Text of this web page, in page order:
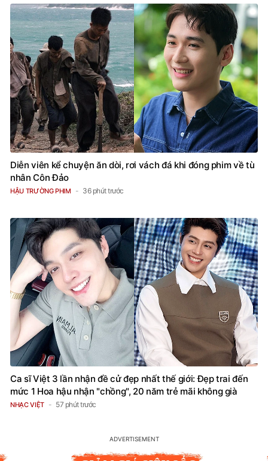
Diễn viên kể chuyện ăn dòi, rơi vách đá khi đóng phim về tù
nhân Côn Đảo
HẬU TRƯỜNG PHIM 36 phút trước
Ca sĩ Việt 3 lần nhận đề cử đẹp nhất thế giới: Đẹp trai đến
mức 1 Hoa hậu nhận "chồng", 20 năm trẻ mãi không già
NHẠC VIỆT 57 phút trước